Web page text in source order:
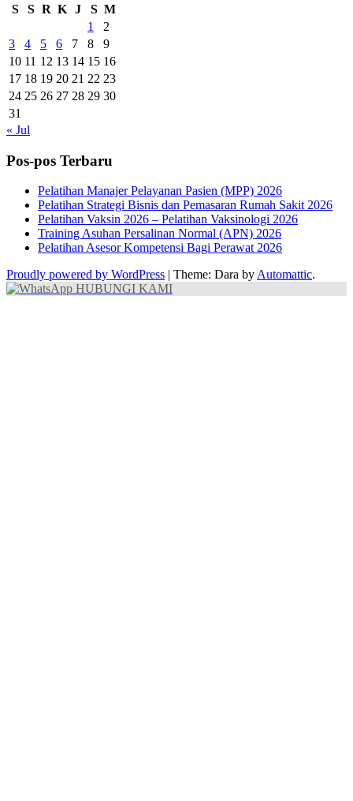
S
S R K J S M
1
2
3
4 5 6 7 8
9
10 11 12 13 14 15 16
17 18 19 20 21 22 23
24 25 26 27 28 29 30
31
« Jul
Pos-pos Terbaru
Pelatihan Manajer Pelayanan Pasien (MPP) 2026
Pelatihan Strategi Bisnis dan Pemasaran Rumah Sakit 2026
Pelatihan Vaksin 2026 – Pelatihan Vaksinologi 2026
Training Asuhan Persalinan Normal (APN) 2026
Pelatihan Asesor Kompetensi Bagi Perawat 2026
Proudly powered by WordPress | Theme: Dara byAutomattic.
HUBUNGI KAMI